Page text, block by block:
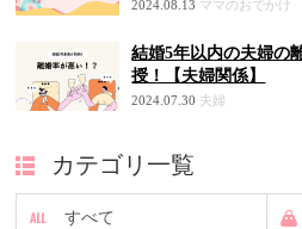
2024.08.13 ママのおでかけ
結婚5年以内の夫婦の
授！【夫婦関係】
2024.07.30 夫婦
カテゴリ一覧
すべて